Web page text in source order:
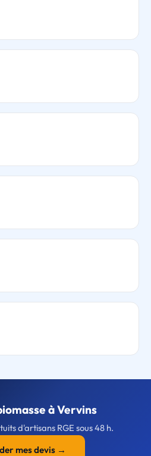
à Vervins
d'artisans RGE sous 48 h.
mes devis →